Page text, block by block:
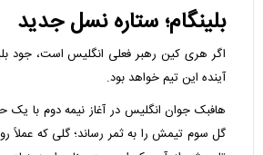
بلینگام؛ ستاره نسل جدید
اگر هری کین رهبر فعلی انگلیس است، جود
آینده این تیم خواهد بود.
هافبک جوان انگلیس در آغاز نیمه دوم با یک
گل سوم تیمش را به ثمر رساند؛ گلی که عملاً